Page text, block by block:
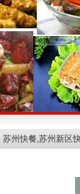
苏州快餐,苏州新区